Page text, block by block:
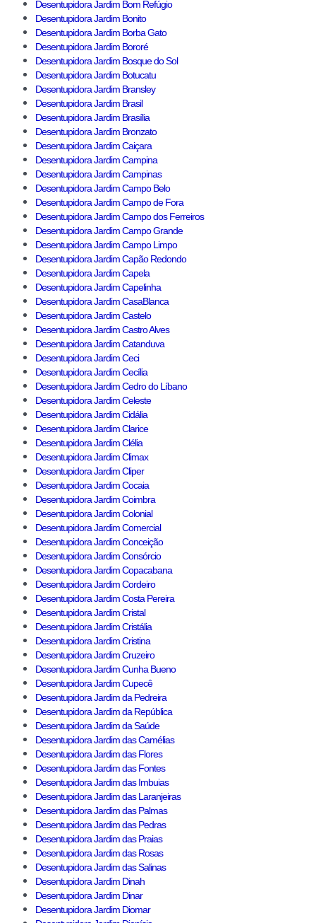
Desentupidora Jardim Bom Refúgio
Desentupidora Jardim Bonito
Desentupidora Jardim Borba Gato
Desentupidora Jardim Bororé
Desentupidora Jardim Bosque do Sol
Desentupidora Jardim Botucatu
Desentupidora Jardim Bransley
Desentupidora Jardim Brasil
Desentupidora Jardim Brasília
Desentupidora Jardim Bronzato
Desentupidora Jardim Caiçara
Desentupidora Jardim Campina
Desentupidora Jardim Campinas
Desentupidora Jardim Campo Belo
Desentupidora Jardim Campo de Fora
Desentupidora Jardim Campo dos Ferreiros
Desentupidora Jardim Campo Grande
Desentupidora Jardim Campo Limpo
Desentupidora Jardim Capão Redondo
Desentupidora Jardim Capela
Desentupidora Jardim Capelinha
Desentupidora Jardim CasaBlanca
Desentupidora Jardim Castelo
Desentupidora Jardim Castro Alves
Desentupidora Jardim Catanduva
Desentupidora Jardim Ceci
Desentupidora Jardim Cecília
Desentupidora Jardim Cedro do Líbano
Desentupidora Jardim Celeste
Desentupidora Jardim Cidália
Desentupidora Jardim Clarice
Desentupidora Jardim Clélia
Desentupidora Jardim Climax
Desentupidora Jardim Cliper
Desentupidora Jardim Cocaia
Desentupidora Jardim Coimbra
Desentupidora Jardim Colonial
Desentupidora Jardim Comercial
Desentupidora Jardim Conceição
Desentupidora Jardim Consórcio
Desentupidora Jardim Copacabana
Desentupidora Jardim Cordeiro
Desentupidora Jardim Costa Pereira
Desentupidora Jardim Cristal
Desentupidora Jardim Cristália
Desentupidora Jardim Cristina
Desentupidora Jardim Cruzeiro
Desentupidora Jardim Cunha Bueno
Desentupidora Jardim Cupecê
Desentupidora Jardim da Pedreira
Desentupidora Jardim da República
Desentupidora Jardim da Saúde
Desentupidora Jardim das Camélias
Desentupidora Jardim das Flores
Desentupidora Jardim das Fontes
Desentupidora Jardim das Imbuias
Desentupidora Jardim das Laranjeiras
Desentupidora Jardim das Palmas
Desentupidora Jardim das Pedras
Desentupidora Jardim das Praias
Desentupidora Jardim das Rosas
Desentupidora Jardim das Salinas
Desentupidora Jardim Dinah
Desentupidora Jardim Dinar
Desentupidora Jardim Diomar